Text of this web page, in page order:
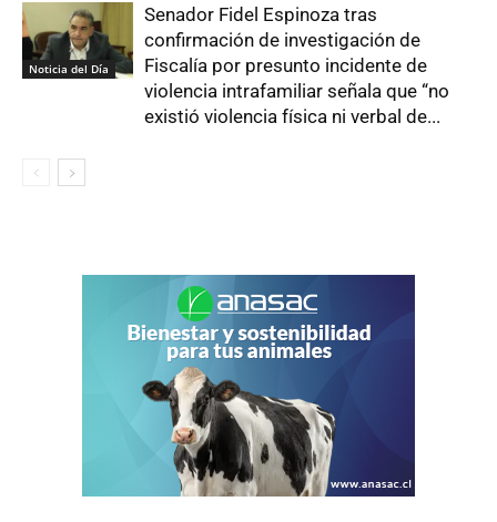
Noticia del Día
Senador Fidel Espinoza tras
confirmación de investigación de
Fiscalía por presunto incidente de
violencia intrafamiliar señala que “no
existió violencia física ni verbal de...